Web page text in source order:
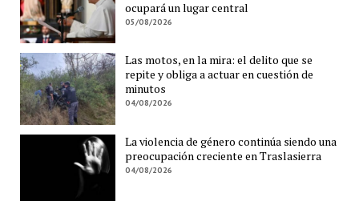
ocupará un lugar central
05/08/2026
Las motos, en la mira: el delito que se
repite y obliga a actuar en cuestión de
minutos
04/08/2026
La violencia de género continúa siendo una
preocupación creciente en Traslasierra
04/08/2026